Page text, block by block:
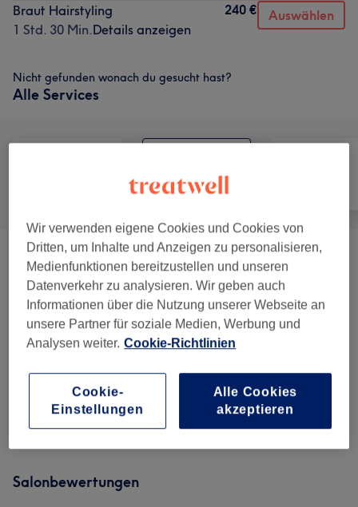
Braut Hairstyling
1 Std. 30 Min.Details anzeigen
240 € Auswählen
Nicht gefunden wonach du gesucht hast?
Alle Services
Friseur
Kinder - Haarschnitte & Stylings (1)
Damen - Haarschnitte & Fähnen (6) ab 15 €
Damen - Farbe & Coloration (5)
Haarverlängerung (2)
Event Hairstyling (3) ab 60 €
Salonbewertungen
Wir verwenden eigene Cookies und Cookies von
Dritten, um Inhalte und Anzeigen zu personalisieren,
Medienfunktionen bereitzustellen und unseren
Datenverkehr zu analysieren. Wir geben auch
Informationen über die Nutzung unserer Webseite an
unsere Partner für soziale Medien, Werbung und
Analysen weiter. Cookie-Richtlinien
Cookie-
Einstellungen
Alle Cookies
akzeptieren